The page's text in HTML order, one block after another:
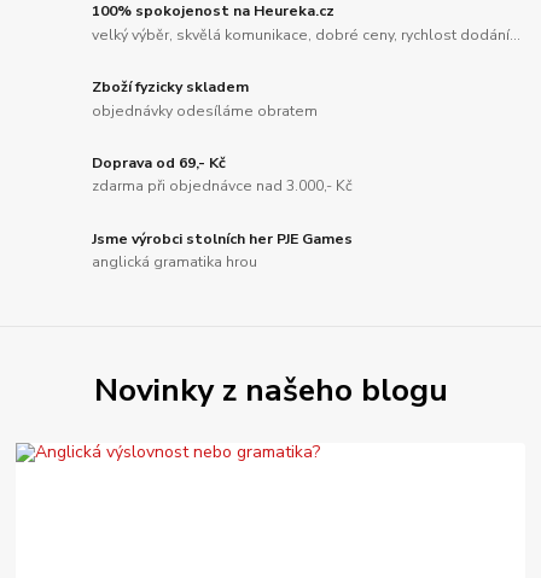
100% spokojenost na Heureka.cz
velký výběr, skvělá komunikace, dobré ceny, rychlost dodání...
Zboží fyzicky skladem
objednávky odesíláme obratem
Doprava od 69,- Kč
zdarma při objednávce nad 3.000,- Kč
Jsme výrobci stolních her PJE Games
anglická gramatika hrou
Novinky z našeho blogu